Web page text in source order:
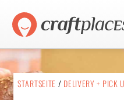
STARTSEITE / DELIVERY + PICK